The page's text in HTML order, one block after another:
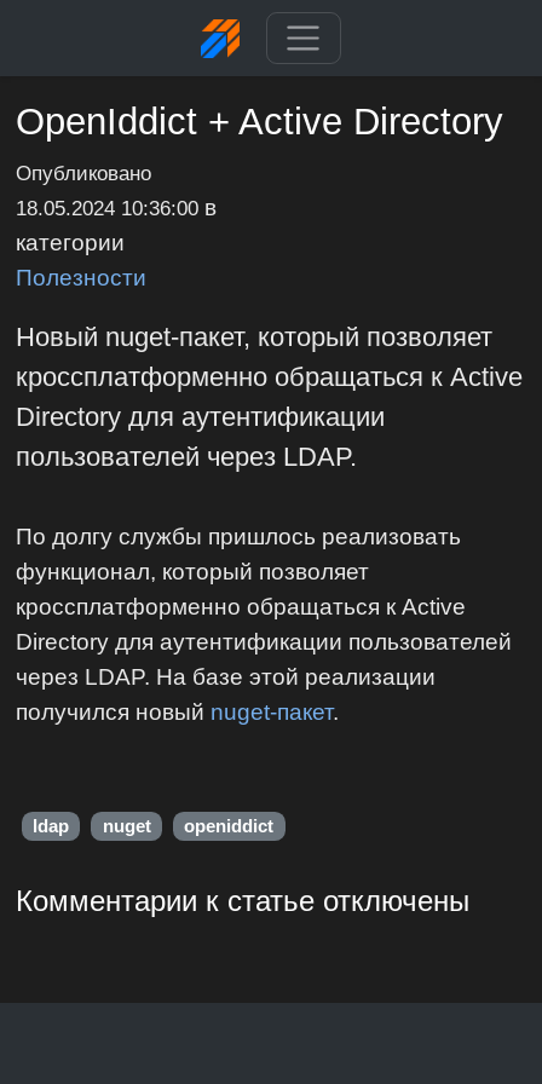
OpenIddict + Active Directory
Опубликовано
18.05.2024 10:36:00 в
категории
Полезности
Новый nuget-пакет, который позволяет
кроссплатформенно обращаться к Active
Directory для аутентификации
пользователей через LDAP.
По долгу службы пришлось реализовать
функционал, который позволяет
кроссплатформенно обращаться к Active
Directory для аутентификации пользователей
через LDAP. На базе этой реализации
получился новый nuget-пакет.
ldap nuget openiddict
Комментарии к статье отключены